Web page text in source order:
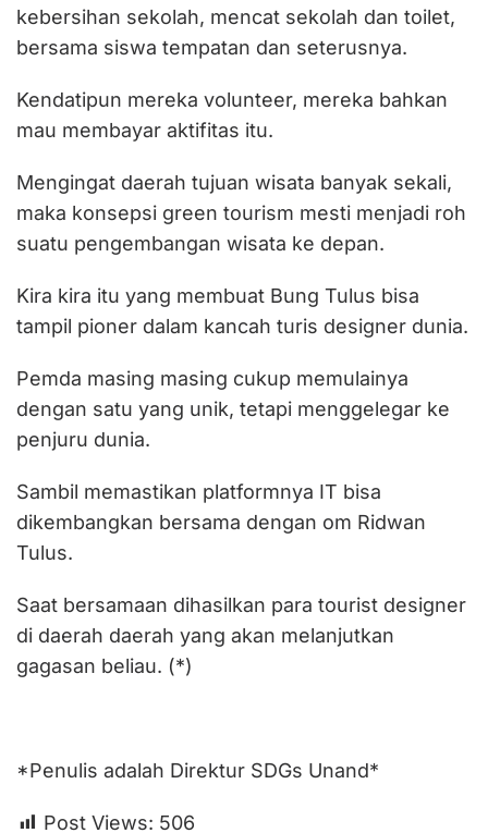
kebersihan sekolah, mencat sekolah dan toilet,
bersama siswa tempatan dan seterusnya.
Kendatipun mereka volunteer, mereka bahkan
mau membayar aktifitas itu.
Mengingat daerah tujuan wisata banyak sekali,
maka konsepsi green tourism mesti menjadi roh
suatu pengembangan wisata ke depan.
Kira kira itu yang membuat Bung Tulus bisa
tampil pioner dalam kancah turis designer dunia.
Pemda masing masing cukup memulainya
dengan satu yang unik, tetapi menggelegar ke
penjuru dunia.
Sambil memastikan platformnya IT bisa
dikembangkan bersama dengan om Ridwan
Tulus.
Saat bersamaan dihasilkan para tourist designer
di daerah daerah yang akan melanjutkan
gagasan beliau. (*)
*Penulis adalah Direktur SDGs Unand*
Post Views: 506